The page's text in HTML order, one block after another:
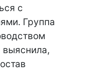
с
Группа